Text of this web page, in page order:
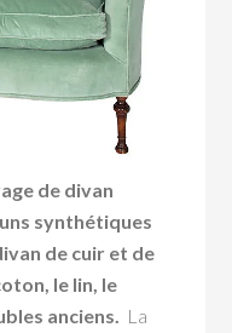
de divan
synthétiques
de cuir et de
le lin, le
anciens.
La